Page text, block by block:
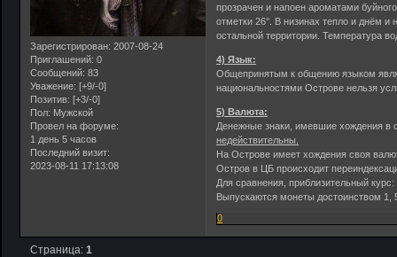
Зарегистрирован: 2007-08-24
Приглашений: 0
Сообщений: 83
Уважение: [+9/-0]
Позитив: [+3/-0]
Пол: Мужской
Провел на форуме:
1 день 5 часов
Последний визит:
2023-08-11 17:13:08
прозрачен и напоен ароматами
отметки 26°. В низинах тепло и днём
остальной территории. Температура
4) Язык:
Общепринятым к общению языком
национальностями Острове нельзя
5) Валюта:
Денежные знаки, имевшие хождения в
недействительны.
На Острове имеет хождения своя
Остров в ЦБ происходит
Для сравнения, приблизительный
Выпускаются монеты достоинством 1,
0
Страница:1